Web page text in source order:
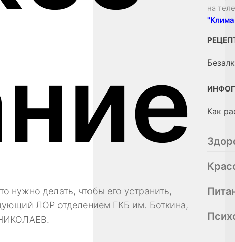
нужно делать, чтобы его устранить,
ЛОР отделением ГКБ им. Боткина,
на
Как